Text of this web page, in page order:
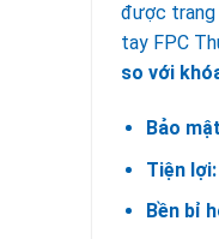
được trang
tay FPC
so với
Bảo
Tiện lợi:
Bền bỉ